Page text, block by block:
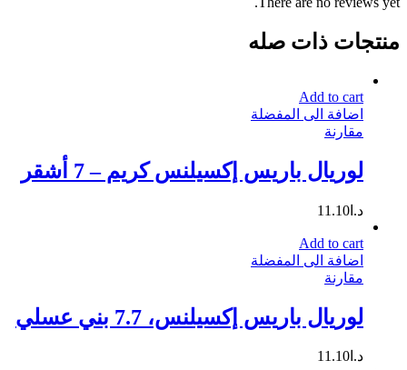
منتجات ذات صله
Add to cart
اضافة الى المفضلة
مقارنة
لوريال باريس إكسيلنس كريم – 7 أشقر
د.ا 11.10
Add to cart
اضافة الى المفضلة
مقارنة
لوريال باريس إكسيلنس، 7.7 بني عسلي
د.ا 11.10